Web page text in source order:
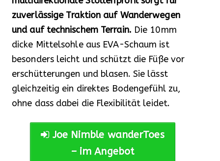
zuverlässige Traktion auf Wanderwegen
und auf technischem Terrain. Die 10mm
dicke Mittelsohle aus EVA-Schaum ist
besonders leicht und schützt die Füße vor
erschütterungen und blasen. Sie lässt
gleichzeitig ein direktes Bodengefühl zu,
ohne dass dabei die Flexibilität leidet.
Joe Nimble wanderToes
– im Angebot